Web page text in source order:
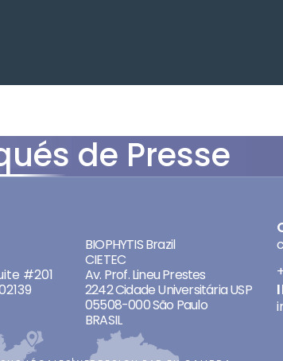
de Presse
#201
BIOPHYTIS Brazil
CIETEC
Av. Prof. Lineu Prestes
2242 Cidade Universitária USP
05508-000 São Paulo
BRASIL